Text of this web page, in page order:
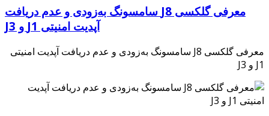
معرفی گلکسی J8 سامسونگ به‌زودی و عدم دریافت
آپدیت امنیتی J1 و J3
معرفی گلکسی J8 سامسونگ به‌زودی و عدم دریافت آپدیت امنیتی
J1 و J3